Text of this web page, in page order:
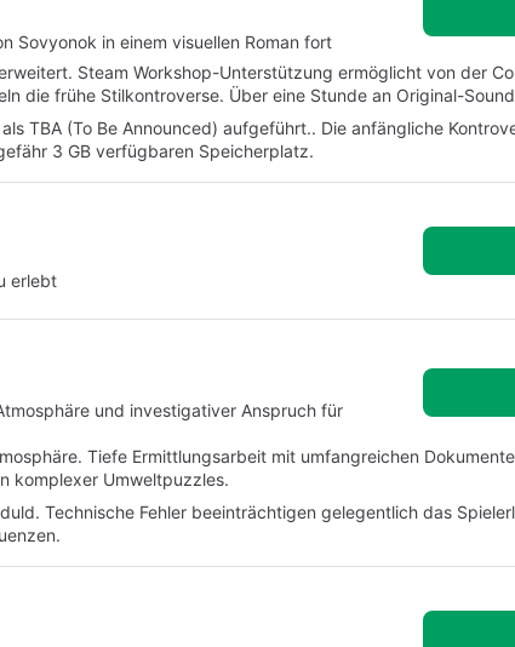
Sovyonok in einem visuellen Roman fort
Steam Workshop-Unterstützung ermöglicht von der
die frühe Stilkontroverse. Über eine Stunde an Original-
TBA (To Be Announced) aufgeführt.. Die anfängliche
3 GB verfügbaren Speicherplatz.
erlebt
und investigativer Anspruch für
Tiefe Ermittlungsarbeit mit umfangreichen
komplexer Umweltpuzzles.
Technische Fehler beeinträchtigen gelegentlich das